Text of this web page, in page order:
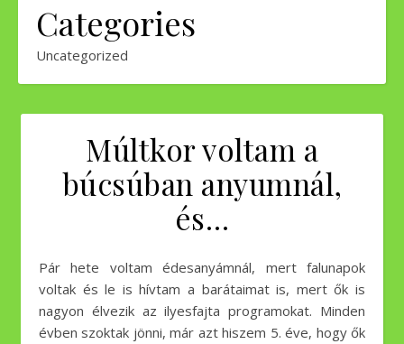
Categories
Uncategorized
Múltkor voltam a
búcsúban anyumnál,
és…
Pár hete voltam édesanyámnál, mert falunapok
voltak és le is hívtam a barátaimat is, mert ők is
nagyon élvezik az ilyesfajta programokat. Minden
évben szoktak jönni, már azt hiszem 5. éve, hogy ők